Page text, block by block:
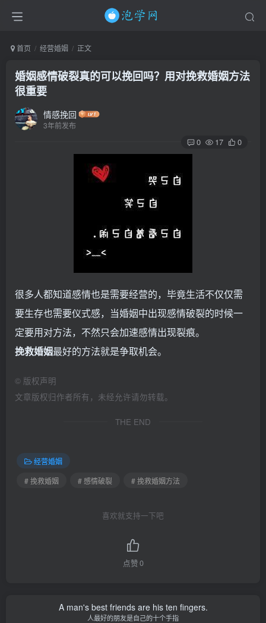
首页 经营婚姻 正文
婚姻感情破裂真的可以挽回吗？用对挽救婚姻方法
很重要
情感挽回
3年前发布
0 17 0
很多人都知道感情也是需要经营的，毕竟生活不仅仅需
要生存也需要仪式感，当婚姻中出现感情破裂的时候一
定要用对方法，不然只会加速感情出现裂痕。
挽救婚姻最好的方法就是争取机会。
© 版权声明
文章版权归作者所有，未经允许请勿转载。
THE END
经营婚姻
# 挽救婚姻
# 感情破裂 # 挽救婚姻方法
喜欢就支持一下吧
点赞0
A man's best friends are his ten fingers.
人最好的朋友是自己的十个手指